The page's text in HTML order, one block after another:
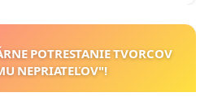
POTRESTANIE TVORCOV
NEPRIATEĽOV"!